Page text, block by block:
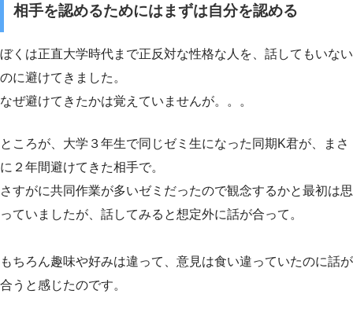
相手を認めるためにはまずは自分を認める
ぼくは正直大学時代まで正反対な性格な人を、話してもいない
のに避けてきました。
なぜ避けてきたかは覚えていませんが。。。
ところが、大学３年生で同じゼミ生になった同期K君が、まさ
に２年間避けてきた相手で。
さすがに共同作業が多いゼミだったので観念するかと最初は思
っていましたが、話してみると想定外に話が合って。
もちろん趣味や好みは違って、意見は食い違っていたのに話が
合うと感じたのです。